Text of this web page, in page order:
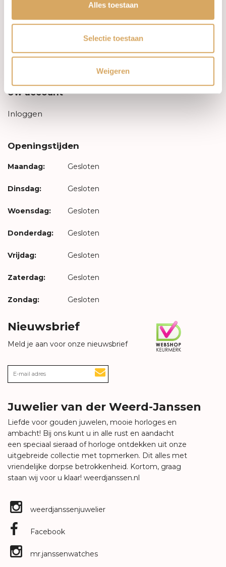
Alles toestaan
Selectie toestaan
Weigeren
Leveringsvoorwaarden
Privacy Policy
Uw account
Inloggen
Openingstijden
Maandag: Gesloten
Dinsdag: Gesloten
Woensdag: Gesloten
Donderdag: Gesloten
Vrijdag: Gesloten
Zaterdag: Gesloten
Zondag: Gesloten
Nieuwsbrief
Meld je aan voor onze nieuwsbrief
Juwelier van der Weerd-Janssen
Liefde voor gouden juwelen, mooie horloges en
ambacht! Bij ons kunt u in alle rust en aandacht
een speciaal sieraad of horloge ontdekken uit onze
uitgebreide collectie met topmerken. Dit alles met
vriendelijke dorpse betrokkenheid. Kortom, graag
staan wij voor u klaar! weerdjanssen.nl
weerdjanssenjuwelier
Facebook
mr.janssenwatches